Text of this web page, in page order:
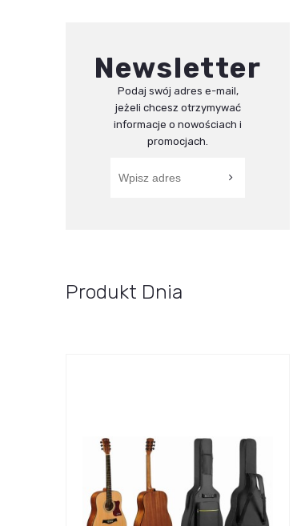
Newsletter
Podaj swój adres e-mail,
jeżeli chcesz otrzymywać
informacje o nowościach i
promocjach.
Produkt Dnia